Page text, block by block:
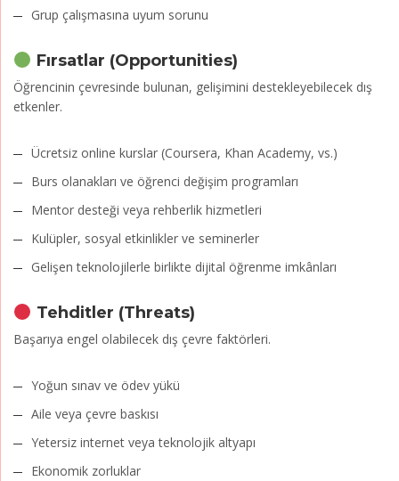
Grup çalışmasına uyum sorunu
Fırsatlar (Opportunities)
Öğrencinin çevresinde bulunan, gelişimini destekleyebilecek dış
etkenler.
Ücretsiz online kurslar (Coursera, Khan Academy, vs.)
Burs olanakları ve öğrenci değişim programları
Mentor desteği veya rehberlik hizmetleri
Kulüpler, sosyal etkinlikler ve seminerler
Gelişen teknolojilerle birlikte dijital öğrenme imkânları
Tehditler (Threats)
Başarıya engel olabilecek dış çevre faktörleri.
Yoğun sınav ve ödev yükü
Aile veya çevre baskısı
Yetersiz internet veya teknolojik altyapı
Ekonomik zorluklar